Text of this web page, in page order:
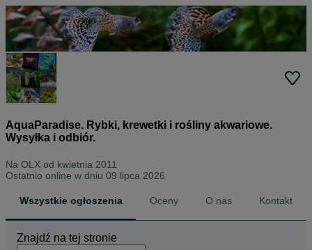
AquaParadise. Rybki, krewetki i rośliny akwariowe.
Wysyłka i odbiór.
Na OLX od kwietnia 2011
Ostatnio online w dniu 09 lipca 2026
Wszystkie ogłoszenia Oceny O nas Kontakt
Znajdź na tej stronie